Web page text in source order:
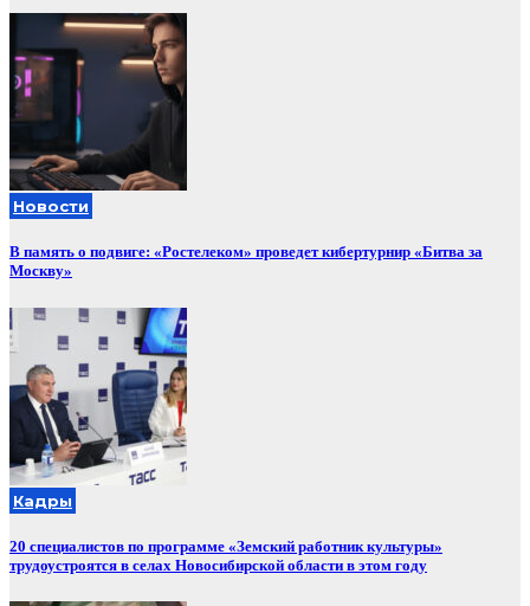
Новости
В память о подвиге: «Ростелеком» проведет кибертурнир «Битва за
Москву»
Кадры
20 специалистов по программе «Земский работник культуры»
трудоустроятся в селах Новосибирской области в этом году